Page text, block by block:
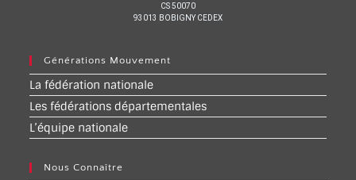
CS 50070
93013 BOBIGNY CEDEX
Générations Mouvement
La fédération nationale
Les fédérations départementales
L’équipe nationale
Nous Connaître